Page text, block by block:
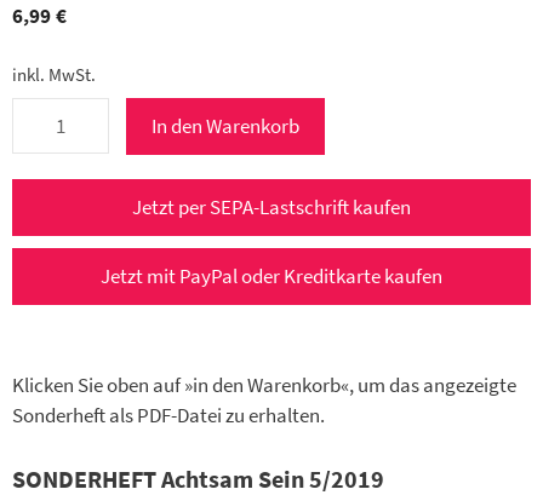
6,99€
inkl. MwSt.
Sonderheft
In den Warenkorb
Jetzt per SEPA-Lastschrift kaufen
Jetzt mit PayPal oder Kreditkarte kaufen
Klicken Sie oben auf »in den Warenkorb«, um das angezeigte
Sonderheft als PDF-Datei zu erhalten.
SONDERHEFT Achtsam Sein 5/2019